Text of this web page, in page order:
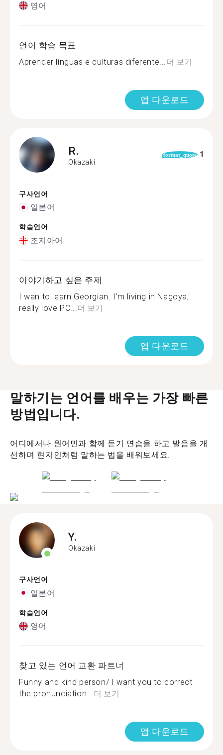
영어
언어 학습 목표
Aprender línguas e culturas diferente... 더 보기
앱 다운로드
R.
Okazaki
format_quote 1
구사언어
일본어
학습언어
조지아어
이야기하고 싶은 주제
I wan to learn Georgian. I'm living in Nagoya,
really love PC... 더 보기
앱 다운로드
말하기는 언어를 배우는 가장 빠른
방법입니다.
어디에서나 원어민과 함께 듣기 연습을 하고 발음을 개
선하며 현지인처럼 말하는 법을 배워보세요.
Y.
Okazaki
구사언어
일본어
학습언어
영어
찾고 있는 언어 교환 파트너
Funny and kind person/ I want you to correct
the pronunciation...더 보기
앱 다운로드